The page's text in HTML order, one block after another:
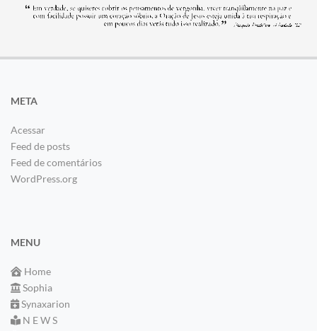
META
Acessar
Feed de posts
Feed de comentários
WordPress.org
MENU
Home
Sophia
Synaxarion
N E W S